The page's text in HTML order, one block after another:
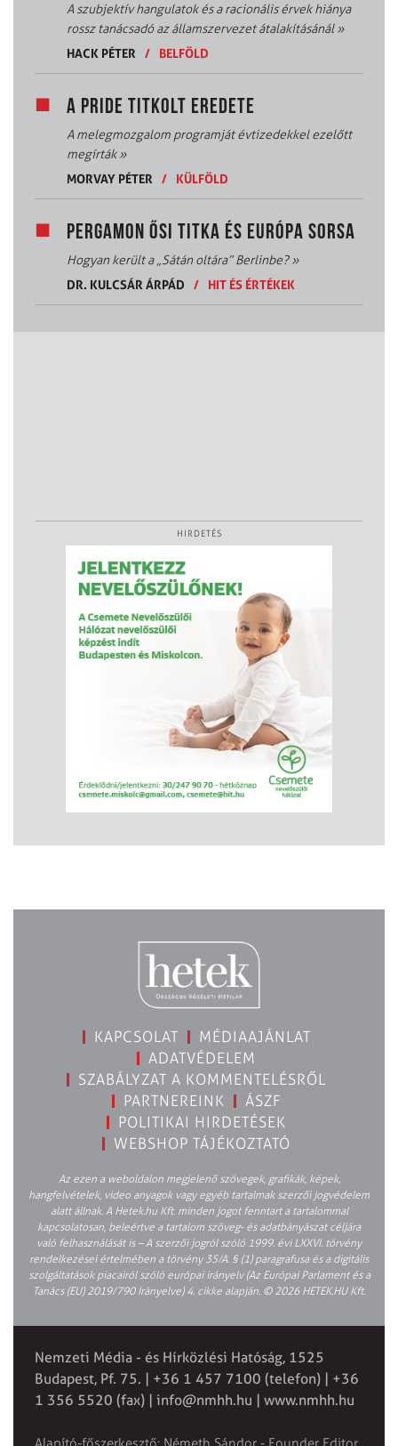
A szubjektív hangulatok és a racionális érvek hiánya
rossz tanácsadó az államszervezet átalakításánál»
HACK PÉTER
/ BELFÖLD
A PRIDE TITKOLT EREDETE
A melegmozgalom programját évtizedekkel ezelőtt
megírták»
MORVAY PÉTER
/ KÜLFÖLD
PERGAMON ŐSI TITKA ÉS EURÓPA SORSA
Hogyan került a „Sátán oltára” Berlinbe?»
DR. KULCSÁR ÁRPÁD
/ HIT ÉS ÉRTÉKEK
HIRDETÉS
KAPCSOLAT
MÉDIAAJÁNLAT
ADATVÉDELEM
SZABÁLYZAT A KOMMENTELÉSRŐL
PARTNEREINK
ÁSZF
POLITIKAI HIRDETÉSEK
WEBSHOP TÁJÉKOZTATÓ
Az ezen a weboldalon megjelenő szövegek, grafikák, képek,
hangfelvételek, video anyagok vagy egyéb tartalmak szerzői jogvédelem
alatt állnak. A Hetek.hu Kft. minden jogot fenntart a tartalommal
kapcsolatosan, beleértve a tartalom szöveg- és adatbányászat céljára
való felhasználását is – A szerzői jogról szóló 1999. évi LXXVI. törvény
rendelkezései értelmében a törvény 35/A. § (1) paragrafusa és a digitális
szolgáltatások piacairól szóló európai irányelv (Az Európai Parlament és a
Tanács (EU) 2019/790 Irányelve) 4. cikke alapján. © 2026 HETEK.HU Kft.
Nemzeti Média - és Hírközlési Hatóság, 1525
Budapest, Pf. 75. | +36 1 457 7100 (telefon) | +36
1 356 5520 (fax) | info@nmhh.hu | www.nmhh.hu